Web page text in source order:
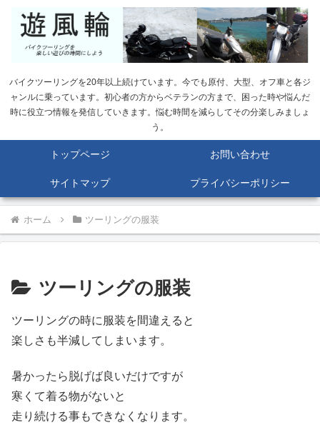
バイクツーリングを20年以上続けています。今でも原付、大型、オフ車と各ジ
ャンルに乗っています。初心者の方からベテランの方まで、困った時や悩んだ
時に役立つ情報を発信していきます。悩む時間を減らしてその分楽しみましょ
う。
トップページ お問い合わせ
サイトマップ プライバシーポリシー
ホーム ツーリングの服装
ツーリングの服装
ツーリングの時に服装を間違えると
楽しさも半減してしまいます。
暑かったら脱げば良いだけですが
寒くて着る物がないと
走り続ける事もできなくなります。